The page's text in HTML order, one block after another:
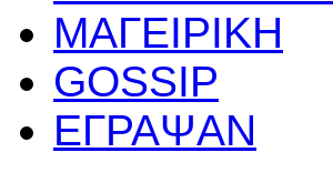
ΜΑΓΕΙΡΙΚΗ
GOSSIP
ΕΓΡΑΨΑΝ